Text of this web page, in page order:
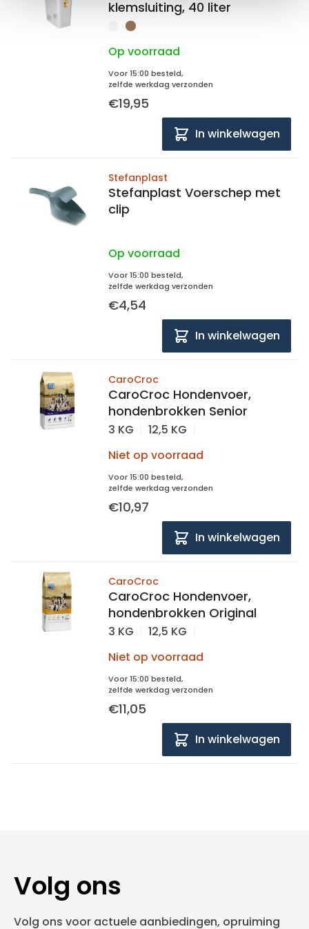
klemsluiting, 40 liter
Op voorraad
Voor 15:00 besteld,
zelfde werkdag verzonden
€19,95
In winkelwagen
Stefanplast
Stefanplast Voerschep met
clip
Op voorraad
Voor 15:00 besteld,
zelfde werkdag verzonden
€4,54
In winkelwagen
CaroCroc
CaroCroc Hondenvoer,
hondenbrokken Senior
3 KG
12,5 KG
Niet op voorraad
Voor 15:00 besteld,
zelfde werkdag verzonden
€10,97
In winkelwagen
CaroCroc
CaroCroc Hondenvoer,
hondenbrokken Original
3 KG
12,5 KG
Niet op voorraad
Voor 15:00 besteld,
zelfde werkdag verzonden
€11,05
In winkelwagen
Volg ons
Volg ons voor actuele aanbiedingen, opruiming